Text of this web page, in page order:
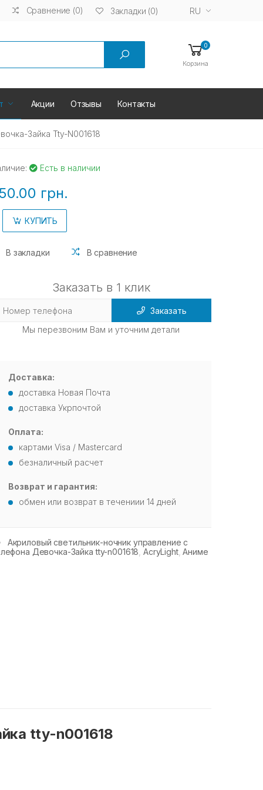
Сравнение (0) Закладки (0) RU
0
Корзина
Акции Отзывы Контакты
Зайка Tty-N001618
Есть в наличии
грн.
КУПИТЬ
В закладки В сравнение
Заказать в 1 клик
Заказать
Мы перезвоним Вам и уточним детали
Доставка:
доставка Новая Почта
доставка Укрпочтой
Оплата:
картами Visa / Mastercard
безналичный расчет
Возврат и гарантия:
обмен или возврат в течениии 14 дней
Акриловый светильник-ночник управление с
Девочка-Зайка tty-n001618 AcryLight,Аниме
tty-n001618